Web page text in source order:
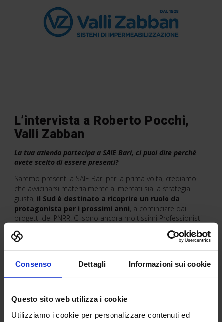
Consenso Dettagli Informazioni sui cookie
Questo sito web utilizza i cookie
Utilizziamo i cookie per personalizzare contenuti ed
L’intervista a Roberto Pocchi,
Valli Zabban
La tua azienda partecipa a SAIE Bari, ci puoi dire perché
avete scelto di essere presenti?
Saremo presenti a SAIE Bari per la prima volta, crediamo
che avvicinarsi materialmente ai mercati sia la strategia
giusta, il Sud è destinato a ricoprire un ruolo da
protagonista per i prossimi anni , a cominciare dai
progetti del PNRR. Ci sono ancora moltissimi Professionisti
questo motivo faremo “vedere” i prodotti nella loro
membrane per l’impermeabilizzazione delle